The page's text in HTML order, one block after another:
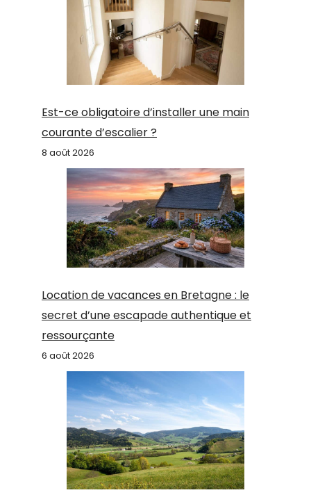
Est-ce obligatoire d’installer une main
courante d’escalier ?
8 août 2026
Location de vacances en Bretagne : le
secret d’une escapade authentique et
ressourçante
6 août 2026